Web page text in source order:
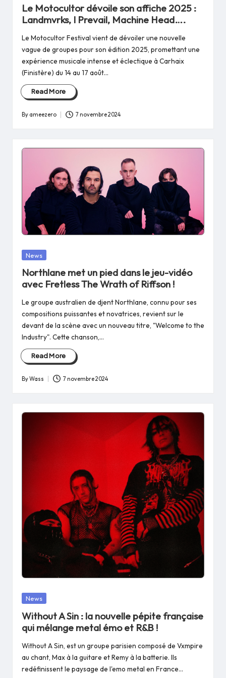
Le Motocultor dévoile son affiche 2025 :
Landmvrks, I Prevail, Machine Head….
Le Motocultor Festival vient de dévoiler une nouvelle
vague de groupes pour son édition 2025, promettant une
expérience musicale intense et éclectique à Carhaix
(Finistère) du 14 au 17 août…
Read More
Posted
By ameezero 7 novembre 2024
Posted
News
Northlane met un pied dans le jeu-vidéo
avec Fretless The Wrath of Riffson !
Le groupe australien de djent Northlane, connu pour ses
compositions puissantes et novatrices, revient sur le
devant de la scène avec un nouveau titre, "Welcome to the
Industry". Cette chanson,…
Read More
Posted
ByWass 7 novembre 2024
Posted
News
Without A Sin : la nouvelle pépite française
qui mélange metal émo et R&B !
Without A Sin, est un groupe parisien composé de Vxmpire
au chant, Max à la guitare et Remy à la batterie. Ils
redéfinissent le paysage de l'emo metal en France…